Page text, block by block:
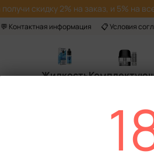
скидку 2% на заказ, и 5% на
💬 Контактная информация 📋 Условия
Жидкость
Главная
Товары